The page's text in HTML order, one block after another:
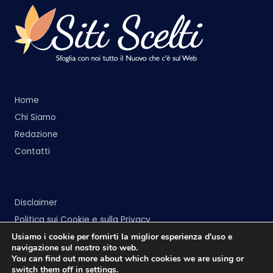
Home
Chi Siamo
Redazione
Contatti
Disclaimer
Politica sui Cookie e sulla Privacy
Usiamo i cookie per fornirti la miglior esperienza d'uso e
navigazione sul nostro sito web.
You can find out more about which cookies we are using or
switch them off in settings.